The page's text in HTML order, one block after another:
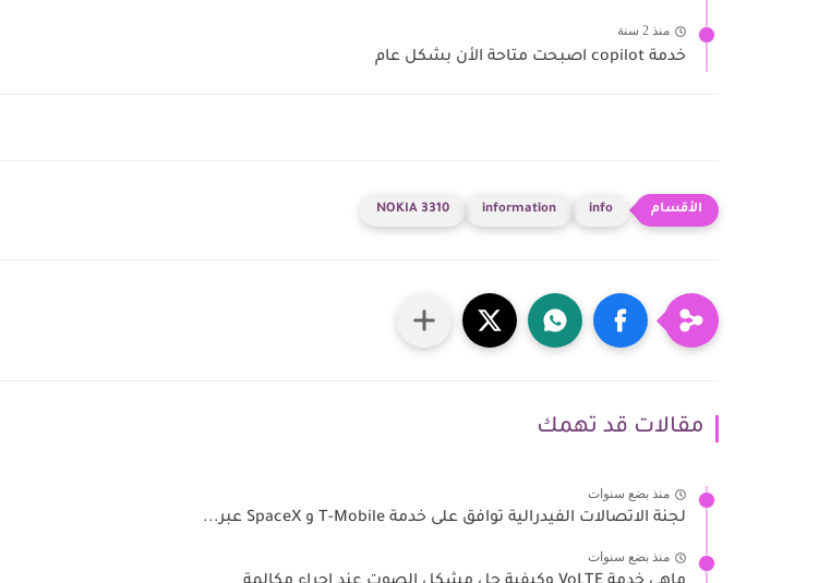
منذ 2 سنة
خدمة copilot اصبحت متاحة الأن بشكل عام
info
information
NOKIA 3310
مقالات قد تهمك
منذ بضع سنوات
لجنة الاتصالات الفيدرالية توافق على خدمة T-Mobile و SpaceX عبر...
منذ بضع سنوات